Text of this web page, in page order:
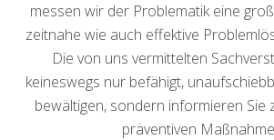
messen wir der Problematik eine
zeitnahe wie auch effektive
Die von uns vermittelten
keineswegs nur befähigt,
bewältigen, sondern informieren Sie
präventiven